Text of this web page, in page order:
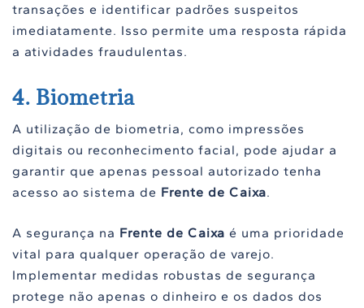
transações e identificar padrões suspeitos
imediatamente. Isso permite uma resposta rápida
a atividades fraudulentas.
4. Biometria
A utilização de biometria, como impressões
digitais ou reconhecimento facial, pode ajudar a
garantir que apenas pessoal autorizado tenha
acesso ao sistema de Frente de Caixa.
A segurança na Frente de Caixa é uma prioridade
vital para qualquer operação de varejo.
Implementar medidas robustas de segurança
protege não apenas o dinheiro e os dados dos